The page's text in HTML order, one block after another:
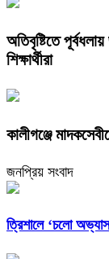
অতিবৃষ্টিতে
শিক্ষার্থীরা
কালীগঞ্জে
জনপ্রিয় সংবাদ
‎ত্রিশালে ‘চলো